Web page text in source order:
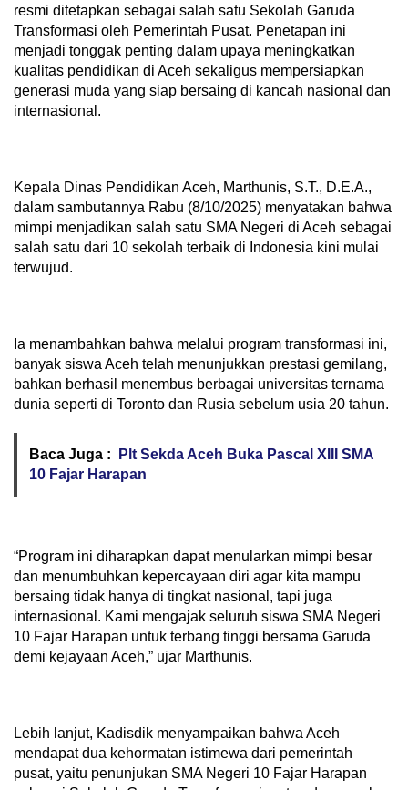
resmi ditetapkan sebagai salah satu Sekolah Garuda
Transformasi oleh Pemerintah Pusat. Penetapan ini
menjadi tonggak penting dalam upaya meningkatkan
kualitas pendidikan di Aceh sekaligus mempersiapkan
generasi muda yang siap bersaing di kancah nasional dan
internasional.
Kepala Dinas Pendidikan Aceh, Marthunis, S.T., D.E.A.,
dalam sambutannya Rabu (8/10/2025) menyatakan bahwa
mimpi menjadikan salah satu SMA Negeri di Aceh sebagai
salah satu dari 10 sekolah terbaik di Indonesia kini mulai
terwujud.
Ia menambahkan bahwa melalui program transformasi ini,
banyak siswa Aceh telah menunjukkan prestasi gemilang,
bahkan berhasil menembus berbagai universitas ternama
dunia seperti di Toronto dan Rusia sebelum usia 20 tahun.
Baca Juga :
Plt Sekda Aceh Buka Pascal XIII SMA
10 Fajar Harapan
“Program ini diharapkan dapat menularkan mimpi besar
dan menumbuhkan kepercayaan diri agar kita mampu
bersaing tidak hanya di tingkat nasional, tapi juga
internasional. Kami mengajak seluruh siswa SMA Negeri
10 Fajar Harapan untuk terbang tinggi bersama Garuda
demi kejayaan Aceh,” ujar Marthunis.
Lebih lanjut, Kadisdik menyampaikan bahwa Aceh
mendapat dua kehormatan istimewa dari pemerintah
pusat, yaitu penunjukan SMA Negeri 10 Fajar Harapan